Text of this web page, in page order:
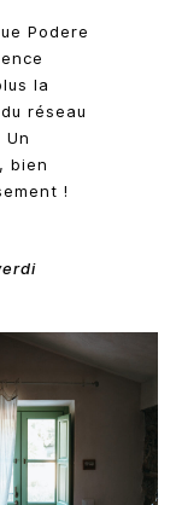
Podere
la
réseau
Un
bien
!